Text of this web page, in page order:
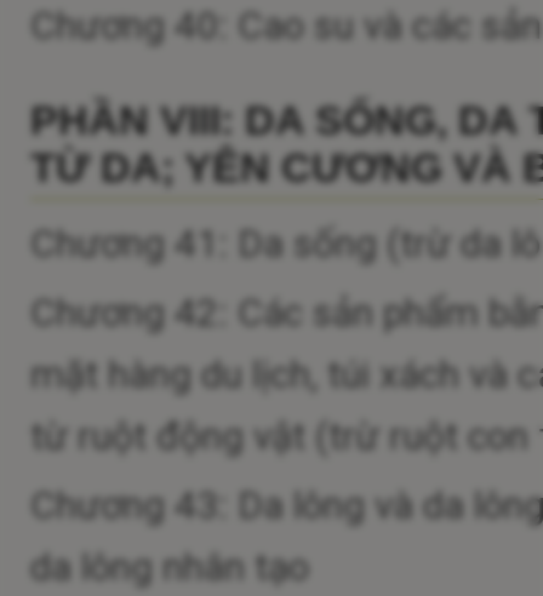
Chương 40: Cao su và các
PHẦN VIII: DA SỐNG, DA
TỪ DA; YÊN CƯƠNG VÀ
Chương 41: Da sống (trừ da
Chương 42: Các sản phẩm
mặt hàng du lịch, túi xách và
từ ruột động vật (trừ ruột con
Chương 43: Da lông và da
da lông nhân tạo